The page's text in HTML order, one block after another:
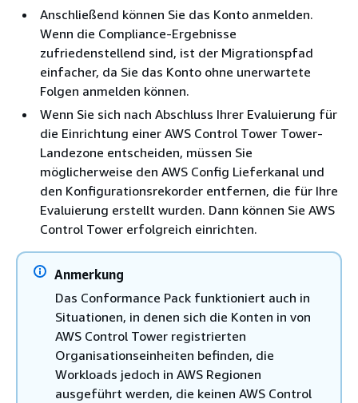
Anschließend können Sie das Konto anmelden.
Wenn die Compliance-Ergebnisse
zufriedenstellend sind, ist der Migrationspfad
einfacher, da Sie das Konto ohne unerwartete
Folgen anmelden können.
Wenn Sie sich nach Abschluss Ihrer Evaluierung für
die Einrichtung einer AWS Control Tower Tower-
Landezone entscheiden, müssen Sie
möglicherweise den AWS Config Lieferkanal und
den Konfigurationsrekorder entfernen, die für Ihre
Evaluierung erstellt wurden. Dann können Sie AWS
Control Tower erfolgreich einrichten.
Anmerkung
Das Conformance Pack funktioniert auch in
Situationen, in denen sich die Konten in von
AWS Control Tower registrierten
Organisationseinheiten befinden, die
Workloads jedoch in AWS Regionen
ausgeführt werden, die keinen AWS Control